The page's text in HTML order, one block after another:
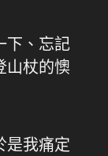
下、忘記
山杖的懊
是我痛定